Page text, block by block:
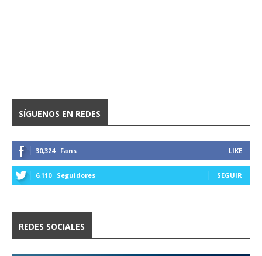
SÍGUENOS EN REDES
30,324 Fans LIKE
6,110 Seguidores SEGUIR
REDES SOCIALES